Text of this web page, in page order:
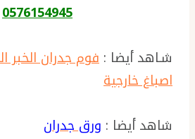
0576154945
شـاهد أيضا : فوم جدران الخبر
اصباغ خارجية
شاهد أيضا : ورق جدران